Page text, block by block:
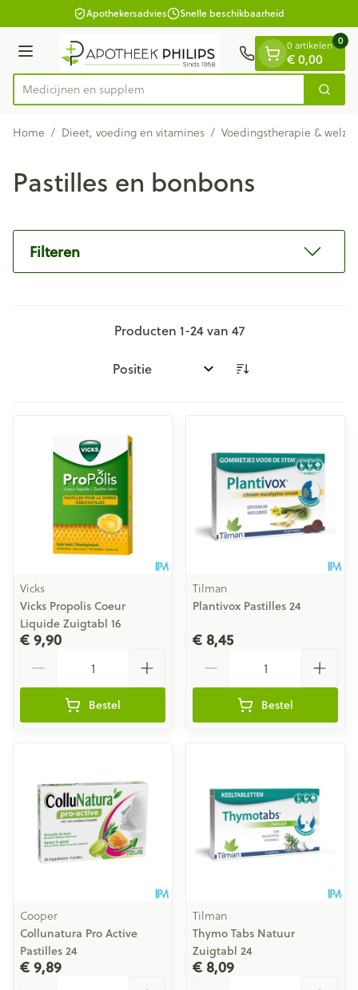
Ga naar de inhoudApothekersadvies Snelle beschikbaarheid
Menu
Product, merk, categorie...
M Zoek
0 artikelen
€ 0,00
0
Home / Dieet, voeding en vitamines / Voedingstherapie &
Pastilles en bonbons
Filteren
Producten 1-24van 47
Sorteer op:
Vicks
Vicks Propolis Coeur
Liquide Zuigtabl 16
€ 9,90
Bestel
Tilman
Plantivox Pastilles 24
€ 8,45
Bestel
Cooper
Collunatura Pro Active
Pastilles 24
€ 9,89
Tilman
Thymo Tabs Natuur
Zuigtabl 24
€ 8,09